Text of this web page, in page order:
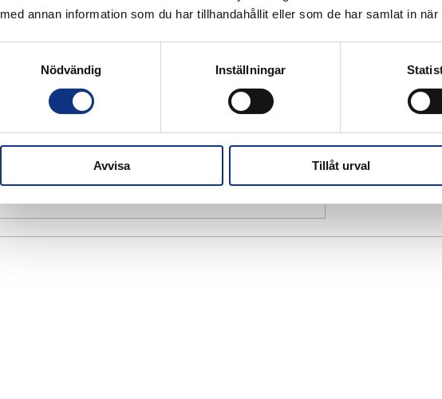
med annan information som du har tillhandahållit eller som de har samlat in
Nödvändig
Inställningar
Avvisa Tillåt urval